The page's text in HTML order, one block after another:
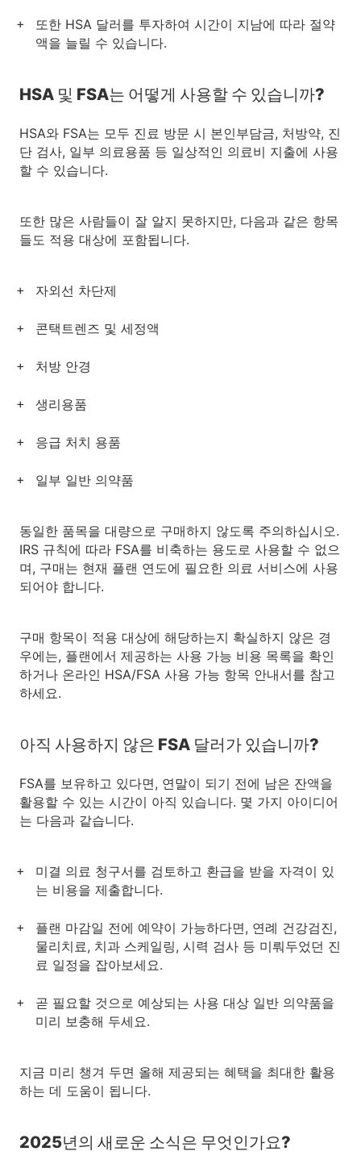
또한 HSA 달러를 투자하여 시간이 지남에 따라 절약
액을 늘릴 수 있습니다.
HSA 및 FSA는 어떻게 사용할 수 있습니까?
HSA와 FSA는 모두 진료 방문 시 본인부담금, 처방약, 진
단 검사, 일부 의료용품 등 일상적인 의료비 지출에 사용
할 수 있습니다.
또한 많은 사람들이 잘 알지 못하지만, 다음과 같은 항목
들도 적용 대상에 포함됩니다.
자외선 차단제
콘택트렌즈 및 세정액
처방 안경
생리용품
응급 처치 용품
일부 일반 의약품
동일한 품목을 대량으로 구매하지 않도록 주의하십시오.
IRS 규칙에 따라 FSA를 비축하는 용도로 사용할 수 없으
며, 구매는 현재 플랜 연도에 필요한 의료 서비스에 사용
되어야 합니다.
구매 항목이 적용 대상에 해당하는지 확실하지 않은 경
우에는, 플랜에서 제공하는 사용 가능 비용 목록을 확인
하거나 온라인 HSA/FSA 사용 가능 항목 안내서를 참고
하세요.
아직 사용하지 않은 FSA 달러가 있습니까?
FSA를 보유하고 있다면, 연말이 되기 전에 남은 잔액을
활용할 수 있는 시간이 아직 있습니다. 몇 가지 아이디어
는 다음과 같습니다.
미결 의료 청구서를 검토하고 환급을 받을 자격이 있
는 비용을 제출합니다.
플랜 마감일 전에 예약이 가능하다면, 연례 건강검진,
물리치료, 치과 스케일링, 시력 검사 등 미뤄두었던 진
료 일정을 잡아보세요.
곧 필요할 것으로 예상되는 사용 대상 일반 의약품을
미리 보충해 두세요.
지금 미리 챙겨 두면 올해 제공되는 혜택을 최대한 활용
하는 데 도움이 됩니다.
2025년의 새로운 소식은 무엇인가요?